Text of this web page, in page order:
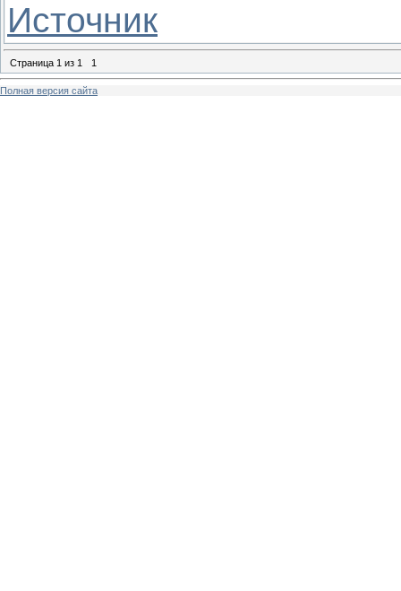
Источник
Страница 1 из 1 1
Полная версия сайта